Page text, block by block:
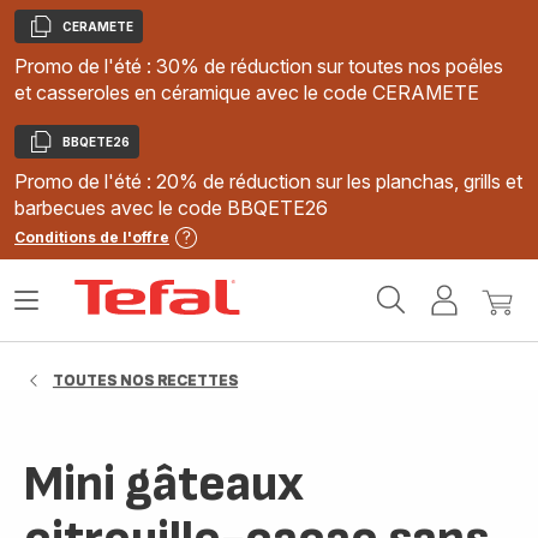
Copier
CERAMETE
Promo de l'été : 30% de réduction sur toutes nos poêles
et casseroles en céramique avec le code CERAMETE
Copier
BBQETE26
Promo de l'été : 20% de réduction sur les planchas, grills et
barbecues avec le code BBQETE26
Conditions de l'offre
MonMon
Ouvrir
TOUTES NOS RECETTES
Mini gâteaux